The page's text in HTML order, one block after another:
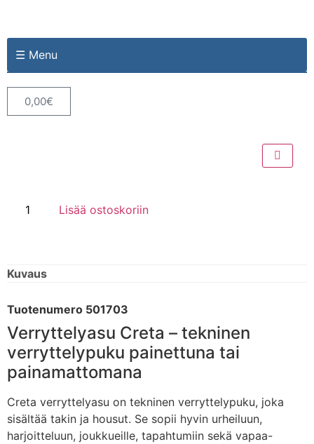
☰ Menu
0,00€
Lisää ostoskoriin
Kuvaus
Tuotenumero 501703
Verryttelyasu Creta – tekninen
verryttelypuku painettuna tai
painamattomana
Creta verryttelyasu on tekninen verryttelypuku, joka
sisältää takin ja housut. Se sopii hyvin urheiluun,
harjoitteluun, joukkueille, tapahtumiin sekä vapaa-